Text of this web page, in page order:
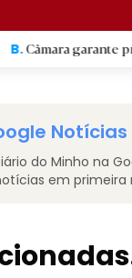
garante prontidão
Notícias
do Minho na
em primeira